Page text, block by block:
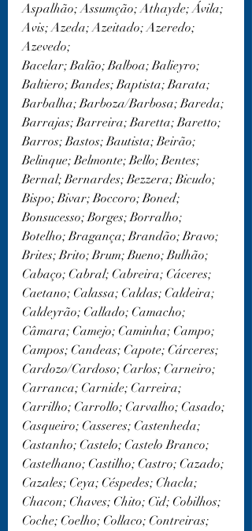
Aspalhão; Assumção; Athayde; Ávila;
Avis; Azeda; Azeitado; Azeredo;
Azevedo;
Bacelar; Balão; Balboa; Balieyro;
Baltiero; Bandes; Baptista; Barata;
Barbalha; Barboza/Barbosa; Bareda;
Barrajas; Barreira; Baretta; Baretto;
Barros; Bastos; Bautista; Beirão;
Belinque; Belmonte; Bello; Bentes;
Bernal; Bernardes; Bezzera; Bicudo;
Bispo; Bivar; Boccoro; Boned;
Bonsucesso; Borges; Borralho;
Botelho; Bragança; Brandão; Bravo;
Brites; Brito; Brum; Bueno; Bulhão;
Cabaço; Cabral; Cabreira; Cáceres;
Caetano; Calassa; Caldas; Caldeira;
Caldeyrão; Callado; Camacho;
Câmara; Camejo; Caminha; Campo;
Campos; Candeas; Capote; Cárceres;
Cardozo/Cardoso; Carlos; Carneiro;
Carranca; Carnide; Carreira;
Carrilho; Carrollo; Carvalho; Casado;
Casqueiro; Casseres; Castenheda;
Castanho; Castelo; Castelo Branco;
Castelhano; Castilho; Castro; Cazado;
Cazales; Ceya; Céspedes; Chacla;
Chacon; Chaves; Chito; Cid; Cobilhos;
Coche; Coelho; Collaco; Contreiras;